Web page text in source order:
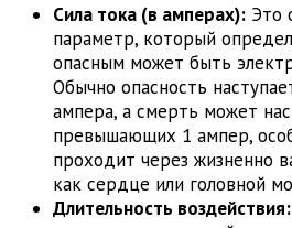
Сила тока (в амперах): Это
параметр, который
опасным может быть
Обычно опасность
ампера, а смерть может
превышающих 1 ампер,
проходит через жизненно
как сердце или головной
Длительность воздействия: